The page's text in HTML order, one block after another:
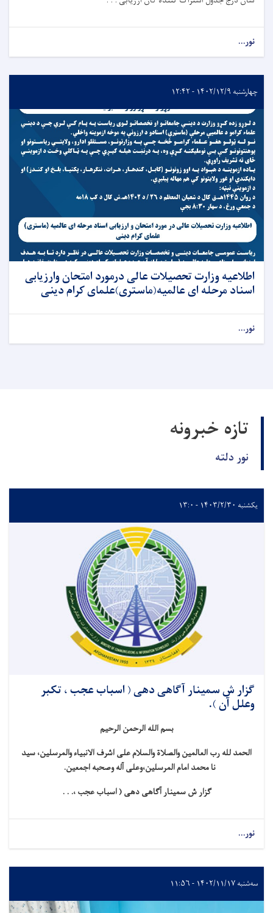
نور...
چهارشنبه ۱۴۰۲/۱۲/۹ - ۱۲:۴۲
اطلاعیه وزارت تحصیلات عالی درمورد امتحان وارزیابی
اسناد مرحله ای عالمیه(ماستری)علمای کرام دینی
نور...
تازه خبرونه
نور دلته
یکشنبه ۱۴۰۳/۲/۳۰ - ۱۳:۰
گزار ش سمینار آگاهی دهی ( اسباب عجب ، تکبر
وعلل آن ).
بسم الله الرحمن الرحیم
الحمد لله رب العالمین والصلاة والسلام علی اشرف الانبیاء والمرسلین، سید
نا محمد امام المرسلین،وعلی آله وصحبه اجمعین.
گزار ش سمینار آگاهی دهی (اسباب عجب ،. . .
نور...
سه‌شنبه ۱۴۰۲/۱۱/۱۷ - ۱۱:۵۶